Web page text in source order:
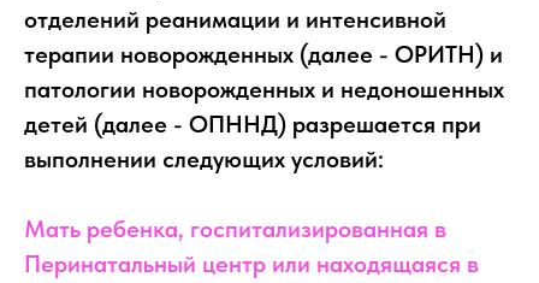
отделений реанимации и интенсивной
терапии новорожденных (далее - ОРИТН) и
патологии новорожденных и недоношенных
детей (далее - ОПННД) разрешается при
выполнении следующих условий:
Мать ребенка, госпитализированная в
Перинатальный центр или находящаяся в